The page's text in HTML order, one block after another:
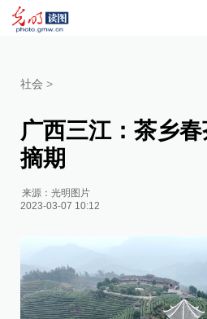
社会 >
广西三江：茶乡
摘期
来源：光明图片
2023-03-07 10:12